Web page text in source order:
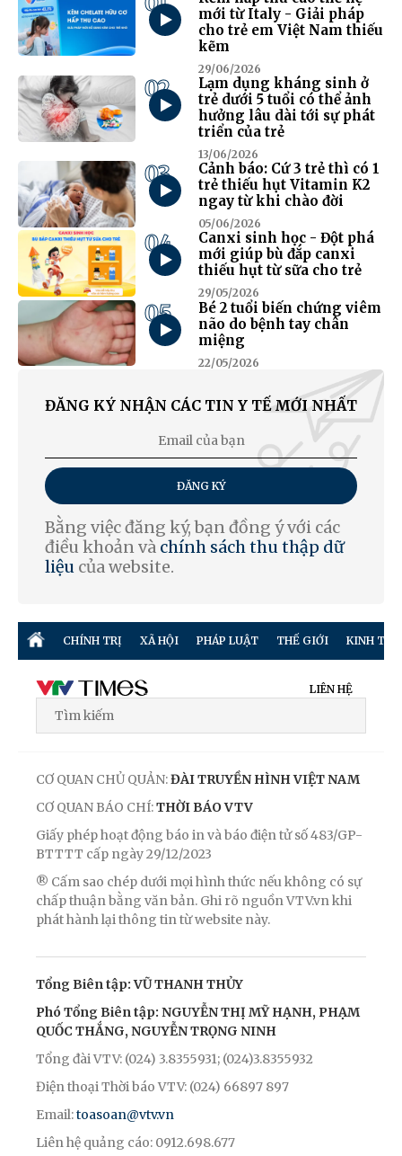
mới từ Italy - Giải pháp
cho trẻ em Việt Nam thiếu
kẽm
29/06/2026
02
Lạm dụng kháng sinh ở
trẻ dưới 5 tuổi có thể ảnh
hưởng lâu dài tới sự phát
triển của trẻ
13/06/2026
03
Cảnh báo: Cứ 3 trẻ thì có 1
trẻ thiếu hụt Vitamin K2
ngay từ khi chào đời
05/06/2026
04
Canxi sinh học - Đột phá
mới giúp bù đắp canxi
thiếu hụt từ sữa cho trẻ
29/05/2026
05
Bé 2 tuổi biến chứng viêm
não do bệnh tay chân
miệng
22/05/2026
ĐĂNG KÝ NHẬN CÁC TIN Y TẾ MỚI NHẤT
ĐĂNG KÝ
Bằng việc đăng ký, bạn đồng ý với các
điều khoản và chính sách thu thập dữ
liệu của website.
CHÍNH TRỊ XÃ HỘI PHÁP LUẬT THẾ GIỚI KINH TẾ
LIÊN HỆ
CƠ QUAN CHỦ QUẢN:ĐÀI TRUYỀN HÌNH VIỆT NAM
CƠ QUAN BÁO CHÍ:THỜI BÁO VTV
Giấy phép hoạt động báo in và báo điện tử số 483/GP-
BTTTT cấp ngày 29/12/2023
® Cấm sao chép dưới mọi hình thức nếu không có sự
chấp thuận bằng văn bản. Ghi rõ nguồn VTV.vn khi
phát hành lại thông tin từ website này.
Tổng Biên tập: VŨ THANH THỦY
Phó Tổng Biên tập: NGUYỄN THỊ MỸ HẠNH, PHẠM
QUỐC THẮNG, NGUYỄN TRỌNG NINH
Tổng đài VTV: (024) 3.8355931; (024)3.8355932
Điện thoại Thời báo VTV: (024) 66897 897
Email:toasoan@vtv.vn
Liên hệ quảng cáo: 0912.698.677